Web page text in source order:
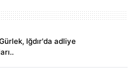
Iğdır'da adliye